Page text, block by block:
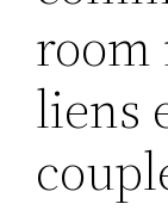
room
liens